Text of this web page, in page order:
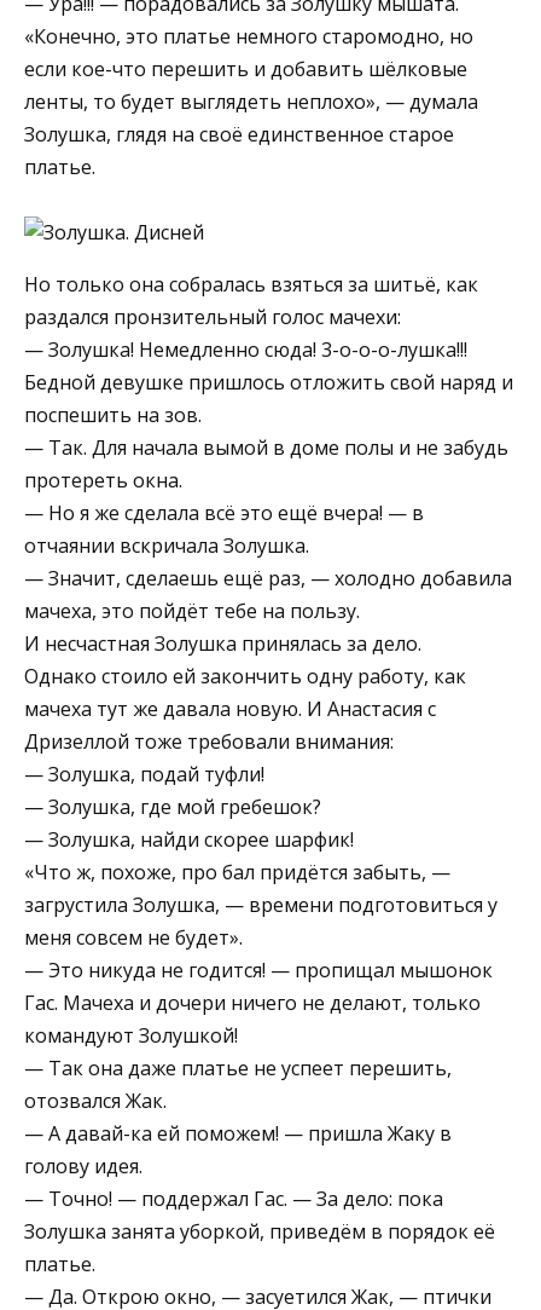
«Конечно, это платье немного старомодно, но
если кое-что перешить и добавить шёлковые
ленты, то будет выглядеть неплохо», — думала
Золушка, глядя на своё единственное старое
платье.
Но только она собралась взяться за шитьё, как
раздался пронзительный голос мачехи:
— Золушка! Немедленно сюда! 3-о-о-о-лушка!!!
Бедной девушке пришлось отложить свой наряд и
поспешить на зов.
— Так. Для начала вымой в доме полы и не забудь
протереть окна.
— Но я же сделала всё это ещё вчера! — в
отчаянии вскричала Золушка.
— Значит, сделаешь ещё раз, — холодно добавила
мачеха, это пойдёт тебе на пользу.
И несчастная Золушка принялась за дело.
Однако стоило ей закончить одну работу, как
мачеха тут же давала новую. И Анастасия с
Дризеллой тоже требовали внимания:
— Золушка, подай туфли!
— Золушка, где мой гребешок?
— Золушка, найди скорее шарфик!
«Что ж, похоже, про бал придётся забыть, —
загрустила Золушка, — времени подготовиться у
меня совсем не будет».
— Это никуда не годится! — пропищал мышонок
Гас. Мачеха и дочери ничего не делают, только
командуют Золушкой!
— Так она даже платье не успеет перешить,
отозвался Жак.
— А давай-ка ей поможем! — пришла Жаку в
голову идея.
— Точно! — поддержал Гас. — За дело: пока
Золушка занята уборкой, приведём в порядок её
платье.
— Да. Открою окно, — засуетился Жак, — птички